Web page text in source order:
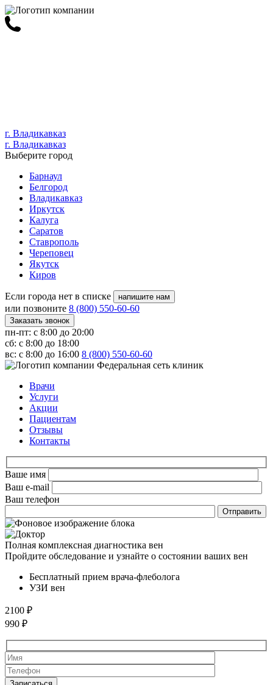
г. Владикавказ
г. Владикавказ
Выберите город
Барнаул
Белгород
Владикавказ
Иркутск
Калуга
Саратов
Ставрополь
Череповец
Якутск
Киров
Если города нет в списке напишите нам
или позвоните 8 (800) 550-60-60
Заказать звонок
пн-пт: с 8:00 до 20:00
сб: с 8:00 до 18:00
вс: с 8:00 до 16:00 8 (800) 550-60-60
Федеральная сеть клиник
Врачи
Услуги
Акции
Пациентам
Отзывы
Контакты
Ваше имя
Ваш e-mail
Ваш телефон
Полная комплексная диагностика вен
Пройдите обследование и узнайте о состоянии ваших вен
Бесплатный прием врача-флеболога
УЗИ вен
2100 ₽
990 ₽